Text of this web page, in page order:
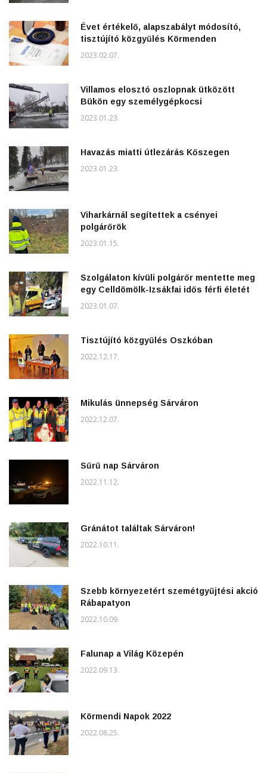
Évet értékelő, alapszabályt módosító,
tisztújító közgyűlés Körmenden
2023.02.07.
Villamos elosztó oszlopnak ütközött
Bükön egy személygépkocsi
2023.01.23.
Havazás miatti útlezárás Kőszegen
2023.01.23.
Viharkárnál segítettek a csényei
polgárőrök
2023.01.15.
Szolgálaton kívüli polgárőr mentette meg
egy Celldömölk-Izsákfai idős férfi életét
2023.01.07.
Tisztújító közgyűlés Oszkóban
2022.12.17.
Mikulás ünnepség Sárváron
2022.12.07.
Sűrű nap Sárváron
2022.11.12.
Gránátot találtak Sárváron!
2022.10.11.
Szebb környezetért szemétgyűjtési akció
Rábapatyon
2022.10.09.
Falunap a Világ Közepén
2022.09.13.
Körmendi Napok 2022
2022.08.25.